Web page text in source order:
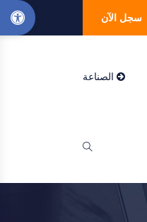
سجل الآن
الصناعة